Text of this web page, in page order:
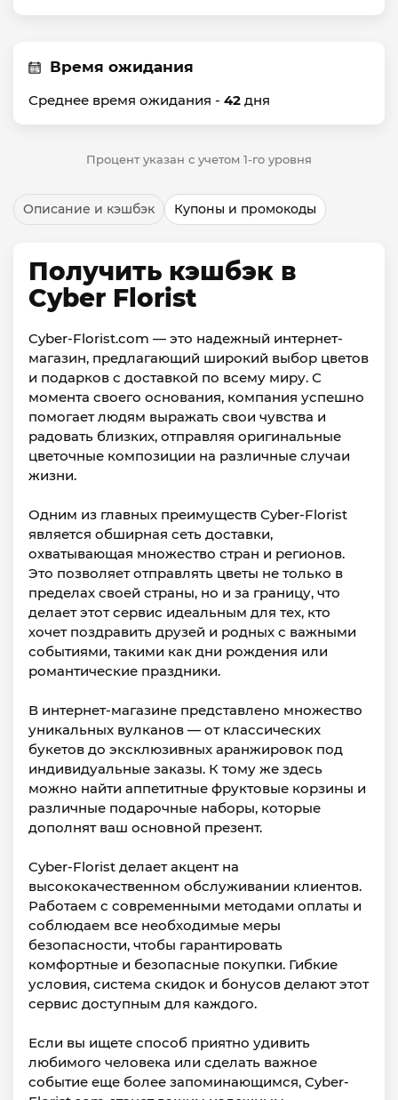
Время ожидания
Среднее время ожидания - 42 дня
Процент указан с учетом 1-го уровня
Описание и кэшбэк Купоны и промокоды
Получить кэшбэк в
Cyber Florist
Cyber-Florist.com — это надежный интернет-
магазин, предлагающий широкий выбор цветов
и подарков с доставкой по всему миру. С
момента своего основания, компания успешно
помогает людям выражать свои чувства и
радовать близких, отправляя оригинальные
цветочные композиции на различные случаи
жизни.
Одним из главных преимуществ Cyber-Florist
является обширная сеть доставки,
охватывающая множество стран и регионов.
Это позволяет отправлять цветы не только в
пределах своей страны, но и за границу, что
делает этот сервис идеальным для тех, кто
хочет поздравить друзей и родных с важными
событиями, такими как дни рождения или
романтические праздники.
В интернет-магазине представлено множество
уникальных вулканов — от классических
букетов до эксклюзивных аранжировок под
индивидуальные заказы. К тому же здесь
можно найти аппетитные фруктовые корзины и
различные подарочные наборы, которые
дополнят ваш основной презент.
Cyber-Florist делает акцент на
высококачественном обслуживании клиентов.
Работаем с современными методами оплаты и
соблюдаем все необходимые меры
безопасности, чтобы гарантировать
комфортные и безопасные покупки. Гибкие
условия, система скидок и бонусов делают этот
сервис доступным для каждого.
Если вы ищете способ приятно удивить
любимого человека или сделать важное
событие еще более запоминающимся, Cyber-